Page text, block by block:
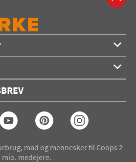
mad og mennesker til Coops 2
mio. medejere.